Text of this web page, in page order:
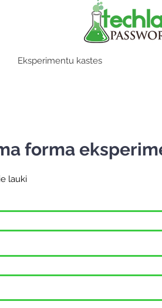
Eksperimentu kastes
forma
lauki